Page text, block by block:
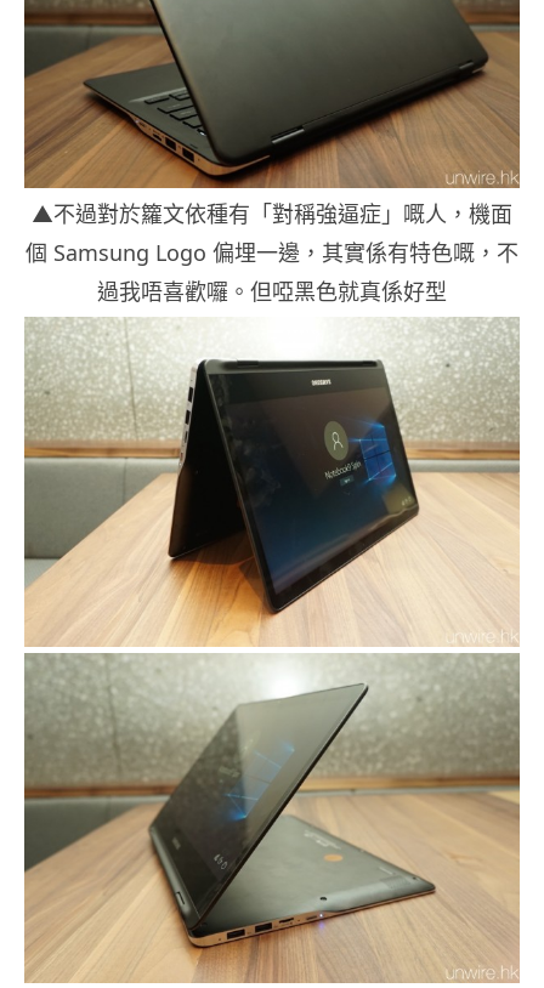
▲不過對於籮文依種有「對稱強逼症」嘅人，機面
個 Samsung Logo 偏埋一邊，其實係有特色嘅，不
過我唔喜歡囉。但啞黑色就真係好型